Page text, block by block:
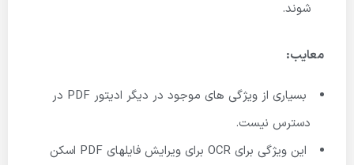
شوند.
معایب:
بسیاری از ویژگی های موجود در دیگر ادیتور PDF در
دسترس نیست.
این ویژگی برای OCR برای ویرایش فایلهای PDF اسکن